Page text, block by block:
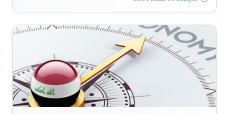
ويتمدد على الاقتراض العام الداخلي..